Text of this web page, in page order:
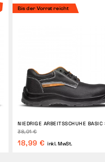
Bis der Vorrat reicht
NIEDRIGE ARBEITSSCHUHE BASIC
38,01 €
18,99 € inkl. MwSt.